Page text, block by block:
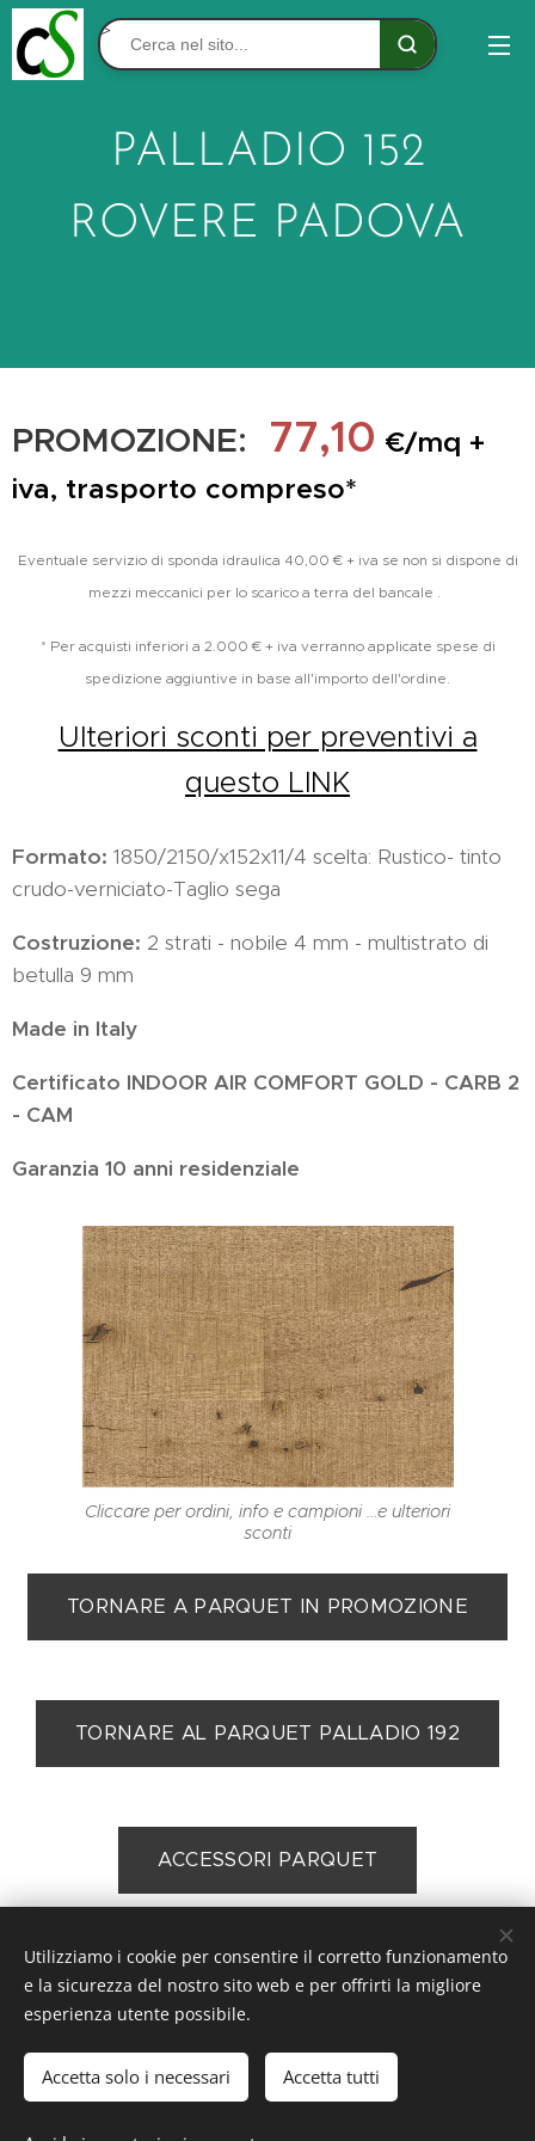
>
PALLADIO 152
ROVERE PADOVA
PROMOZIONE: 77,10 €/mq +
iva, trasporto compreso*
Eventuale servizio di sponda idraulica 40,00 € + iva se non si dispone di
mezzi meccanici per lo scarico a terra del bancale .
* Per acquisti inferiori a 2.000 € + iva verranno applicate spese di
spedizione aggiuntive in base all'importo dell'ordine.
Ulteriori sconti per preventivi a
questo LINK
Formato: 1850/2150/x152x11/4 scelta: Rustico- tinto
crudo-verniciato-Taglio sega
Costruzione: 2 strati - nobile 4 mm - multistrato di
betulla 9 mm
Made in Italy
Certificato INDOOR AIR COMFORT GOLD - CARB 2
- CAM
Garanzia 10 anni residenziale
Cliccare per ordini, info e campioni ...e ulteriori
sconti
TORNARE A PARQUET IN PROMOZIONE
TORNARE AL PARQUET PALLADIO 192
ACCESSORI PARQUET
Ciogli Soluzioni, Via Galileo Galilei 21/25, 61122 Pesaro, ITALIA
P.I. 04382910232, cell.360 32 62 94 Rete vendita: Pesaro,
Cesena, Forlì, Ravenna, Senigallia, Jesi, Ancona, Verona, Roma,
Firenze, Milano, Bologna. Commercializzazione: in tutta Italia
Utilizziamo i cookie per consentire il corretto funzionamento
e la sicurezza del nostro sito web e per offrirti la migliore
esperienza utente possibile.
Accetta solo i necessari Accetta tutti